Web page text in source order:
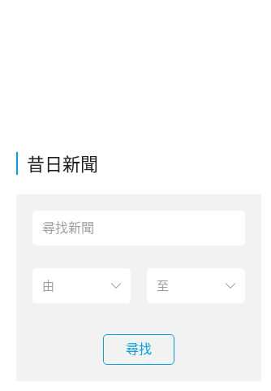
昔日新聞
尋找